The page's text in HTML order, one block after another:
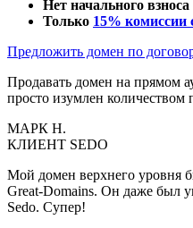
Нет начального взноса
Только 15% комиссии
Предложить домен по
Продавать домен на прямом
просто изумлен количеством
МАРК Н.
КЛИЕНТ SEDO
Мой домен верхнего уровня
Great-Domains. Он даже был
Sedo. Супер!